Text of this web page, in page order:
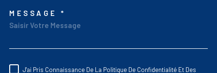
MESSAGE *
J'ai Pris Connaissance De La Politique De Confidentialité Et Des